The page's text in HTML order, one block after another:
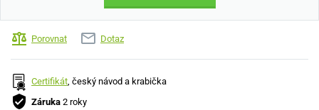
Porovnat Dotaz
Certifikát, český návod a krabička
Záruka 2 roky